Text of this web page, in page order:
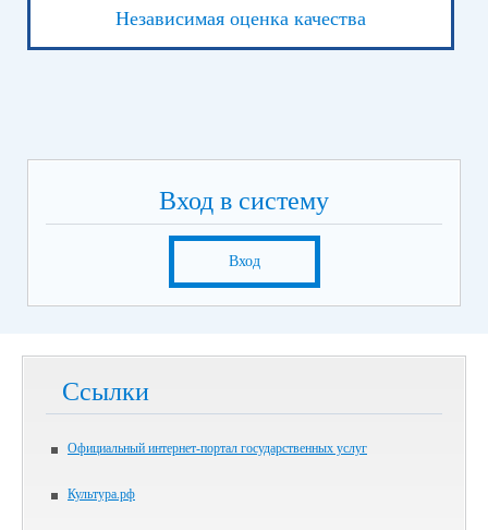
Независимая оценка качества
Вход в систему
Вход
Ссылки
Официальный интернет-портал государственных услуг
Культура.рф